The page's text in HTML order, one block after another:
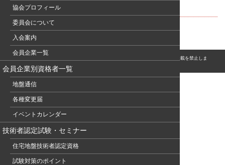
協会プロフィール
委員会について
入会案内
会員企業一覧
会員企業別資格者一覧
地盤通信
各種変更届
イベントカレンダー
技術者認定試験・セミナー
住宅地盤技術者認定資格
試験対策のポイント
品質を守る木造住宅のつくり方
© このホームページの著作権は、NPO 住宅地盤品質協会に属します。無断転用・転載を禁止しま